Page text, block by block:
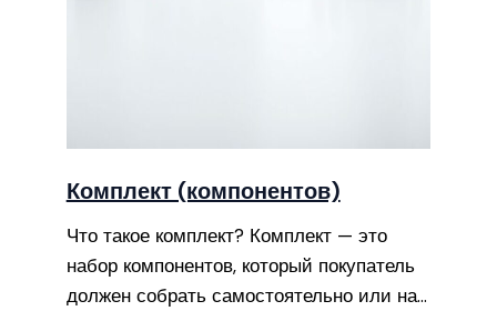
Комплект (компонентов)
Что такое комплект? Комплект — это
набор компонентов, который покупатель
должен собрать самостоятельно или на…